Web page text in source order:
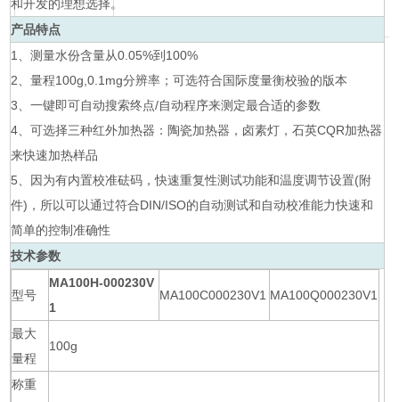
和开发的理想选择。
产品特点
1、测量水份含量从0.05%到100%
2、量程100g,0.1mg分辨率；可选符合国际度量衡校验的版本
3、一键即可自动搜索终点/自动程序来测定最合适的参数
4、可选择三种红外加热器：陶瓷加热器，卤素灯，石英CQR加热器
来快速加热样品
5、因为有内置校准砝码，快速重复性测试功能和温度调节设置(附
件)，所以可以通过符合DIN/ISO的自动测试和自动校准能力快速和
简单的控制准确性
技术参数
型号
MA100H-000230V
1
MA100C000230V1 MA100Q000230V1
最大
量程
100g
称重